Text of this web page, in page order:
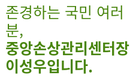
존경하는 국민 여러
분,
중앙손상관리센터장
이성우입니다.